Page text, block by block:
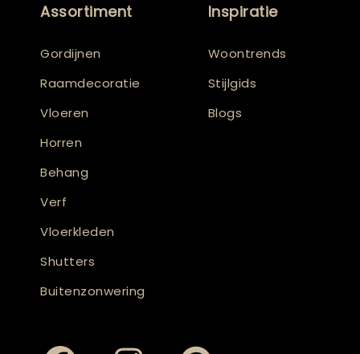
Assortiment
Gordijnen
Raamdecoratie
Vloeren
Horren
Behang
Verf
Vloerkleden
Shutters
Buitenzonwering
Inspiratie
Woontrends
Stijlgids
Blogs